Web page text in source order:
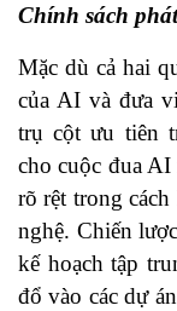
Chính sách
Mặc dù cả hai
của AI và đưa
trụ cột ưu tiên
cho cuộc đua AI
rõ rệt trong
nghệ. Chiến
kế hoạch tập
đổ vào các dự